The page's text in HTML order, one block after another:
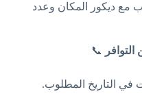
مع ديكور المكان وعدد
📞
في التاريخ المطلوب.